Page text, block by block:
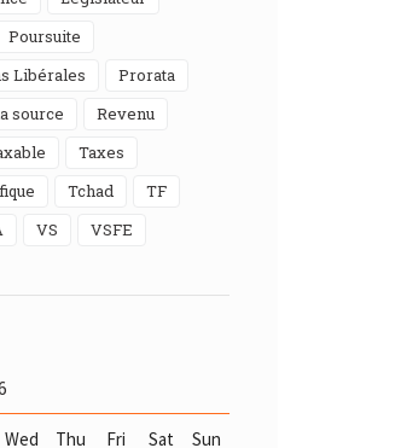
Poursuite
Libérales
Prorata
source
Revenu
taxes
Tchad
TF
VS VSFE
Wed Thu Fri Sat Sun